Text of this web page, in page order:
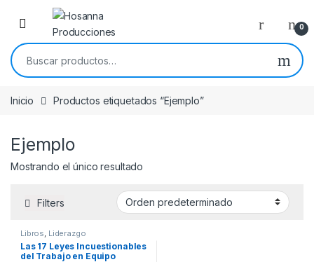
Skip to navigation
Skip to content
0
Buscar por:
Inicio Productos etiquetados “Ejemplo”
Ejemplo
Mostrando el único resultado
Filters
Libros, Liderazgo
Las 17 Leyes Incuestionables
del Trabajo en Equipo